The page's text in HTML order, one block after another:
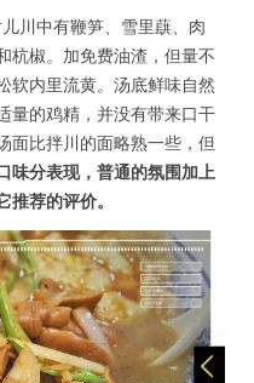
儿川中有鞭笋、雪里蕻、肉
杭椒。加免费油渣，但量不
软内里流黄。汤底鲜味自然
量的鸡精，并没有带来口干
面比拌川的面略熟一些，但
味分表现，普通的氛围加上
荐的评价。